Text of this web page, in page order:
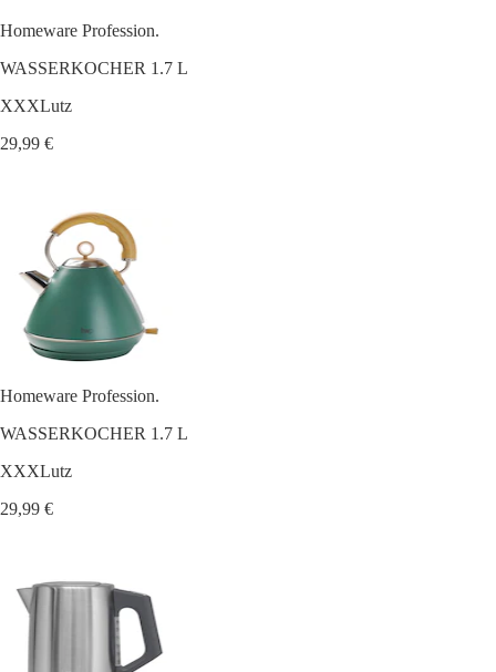
Homeware Profession.
WASSERKOCHER 1.7 L
XXXLutz
29,99 €
Homeware Profession.
WASSERKOCHER 1.7 L
XXXLutz
29,99 €